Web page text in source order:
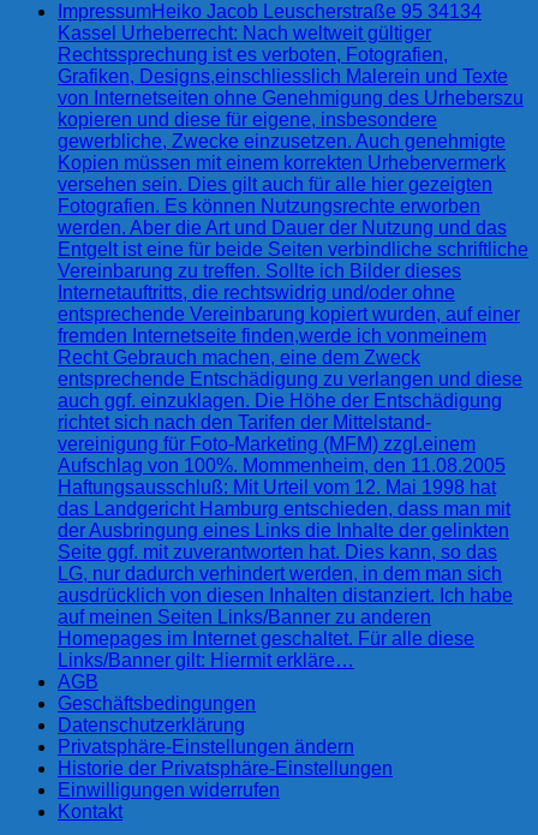
ImpressumHeiko Jacob Leuscherstraße 95 34134
Kassel Urheberrecht: Nach weltweit gültiger
Rechtssprechung ist es verboten, Fotografien,
Grafiken, Designs,einschliesslich Malerein und Texte
von Internetseiten ohne Genehmigung des Urheberszu
kopieren und diese für eigene, insbesondere
gewerbliche, Zwecke einzusetzen. Auch genehmigte
Kopien müssen mit einem korrekten Urhebervermerk
versehen sein. Dies gilt auch für alle hier gezeigten
Fotografien. Es können Nutzungsrechte erworben
werden. Aber die Art und Dauer der Nutzung und das
Entgelt ist eine für beide Seiten verbindliche schriftliche
Vereinbarung zu treffen. Sollte ich Bilder dieses
Internetauftritts, die rechtswidrig und/oder ohne
entsprechende Vereinbarung kopiert wurden, auf einer
fremden Internetseite finden,werde ich vonmeinem
Recht Gebrauch machen, eine dem Zweck
entsprechende Entschädigung zu verlangen und diese
auch ggf. einzuklagen. Die Höhe der Entschädigung
richtet sich nach den Tarifen der Mittelstand-
vereinigung für Foto-Marketing (MFM) zzgl.einem
Aufschlag von 100%. Mommenheim, den 11.08.2005
Haftungsausschluß: Mit Urteil vom 12. Mai 1998 hat
das Landgericht Hamburg entschieden, dass man mit
der Ausbringung eines Links die Inhalte der gelinkten
Seite ggf. mit zuverantworten hat. Dies kann, so das
LG, nur dadurch verhindert werden, in dem man sich
ausdrücklich von diesen Inhalten distanziert. Ich habe
auf meinen Seiten Links/Banner zu anderen
Homepages im Internet geschaltet. Für alle diese
Links/Banner gilt: Hiermit erkläre…
AGB
Geschäftsbedingungen
Datenschutzerklärung
Privatsphäre-Einstellungen ändern
Historie der Privatsphäre-Einstellungen
Einwilligungen widerrufen
Kontakt